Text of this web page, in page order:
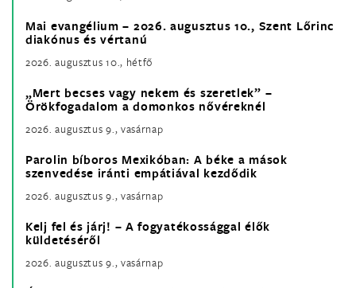
Mai evangélium – 2026. augusztus 10., Szent Lőrinc
diakónus és vértanú
2026. augusztus 10., hétfő
„Mert becses vagy nekem és szeretlek” –
Örökfogadalom a domonkos nővéreknél
2026. augusztus 9., vasárnap
Parolin bíboros Mexikóban: A béke a mások
szenvedése iránti empátiával kezdődik
2026. augusztus 9., vasárnap
Kelj fel és járj! – A fogyatékossággal élők
küldetéséről
2026. augusztus 9., vasárnap